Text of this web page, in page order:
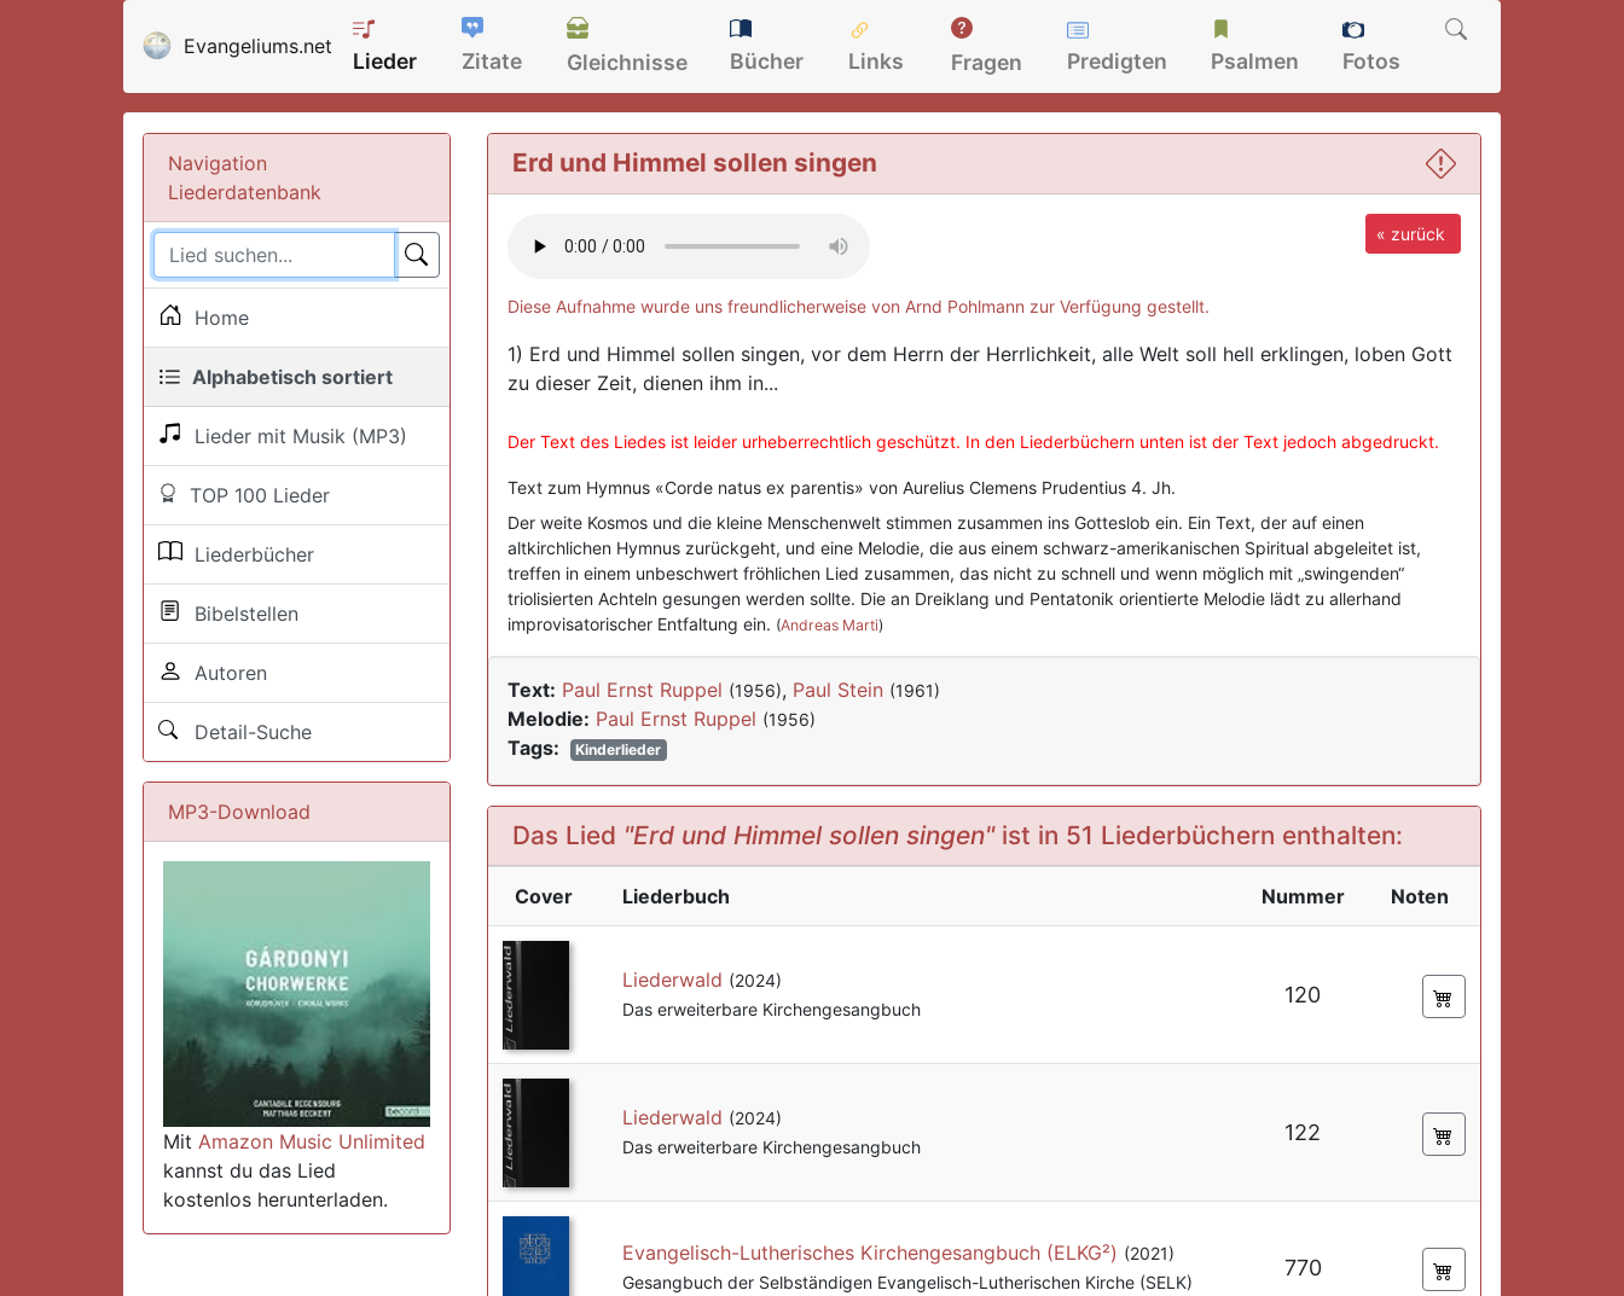
Evangeliums.net
Lieder Zitate Gleichnisse Bücher Links Fragen Predigten Psalmen Fotos
Navigation
Liederdatenbank
Home
Alphabetisch sortiert
Lieder mit Musik (MP3)
TOP 100 Lieder
Liederbücher
Bibelstellen
Autoren
Detail-Suche
MP3-Download
Mit Amazon Music Unlimited
kannst du das Lied
kostenlos herunterladen.
Erd und Himmel sollen singen
« zurück
Diese Aufnahme wurde uns freundlicherweise von Arnd Pohlmann zur Verfügung gestellt.
1) Erd und Himmel sollen singen, vor dem Herrn der Herrlichkeit, alle Welt soll hell erklingen, loben Gott
zu dieser Zeit, dienen ihm in...
Der Text des Liedes ist leider urheberrechtlich geschützt. In den Liederbüchern unten ist der Text jedoch abgedruckt.
Text zum Hymnus «Corde natus ex parentis» von Aurelius Clemens Prudentius 4. Jh.
Der weite Kosmos und die kleine Menschenwelt stimmen zusammen ins Gotteslob ein. Ein Text, der auf einen
altkirchlichen Hymnus zurückgeht, und eine Melodie, die aus einem schwarz-amerikanischen Spiritual abgeleitet ist,
treffen in einem unbeschwert fröhlichen Lied zusammen, das nicht zu schnell und wenn möglich mit „swingenden“
triolisierten Achteln gesungen werden sollte. Die an Dreiklang und Pentatonik orientierte Melodie lädt zu allerhand
improvisatorischer Entfaltung ein. (Andreas Marti)
Text: Paul Ernst Ruppel (1956), Paul Stein (1961)
Melodie: Paul Ernst Ruppel (1956)
Tags: Kinderlieder
Das Lied "Erd und Himmel sollen singen"ist in 51 Liederbüchern enthalten:
Cover Liederbuch Nummer Noten
Liederwald (2024)
Das erweiterbare Kirchengesangbuch
120
Liederwald (2024)
Das erweiterbare Kirchengesangbuch
122
Evangelisch-Lutherisches Kirchengesangbuch (ELKG²) (2021)
Gesangbuch der Selbständigen Evangelisch-Lutherischen Kirche (SELK)
770